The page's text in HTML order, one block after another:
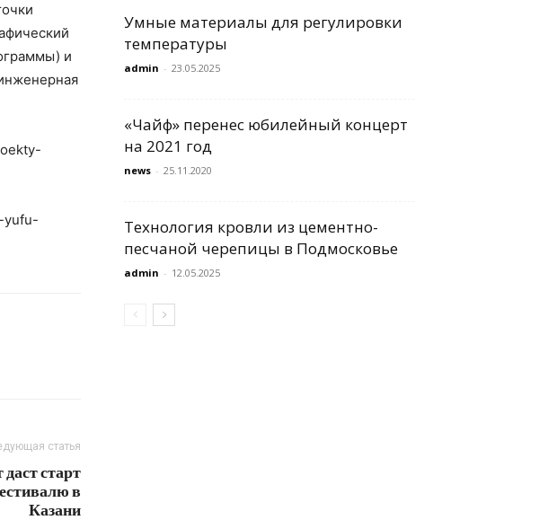
и
yufu-
статья
старт
в
Казани
Умные материалы для регулировки
температуры
admin - 23.05.2025
«Чайф» перенес юбилейный концерт
на 2021 год
news - 25.11.2020
Технология кровли из цементно-
песчаной черепицы в Подмосковье
admin - 12.05.2025